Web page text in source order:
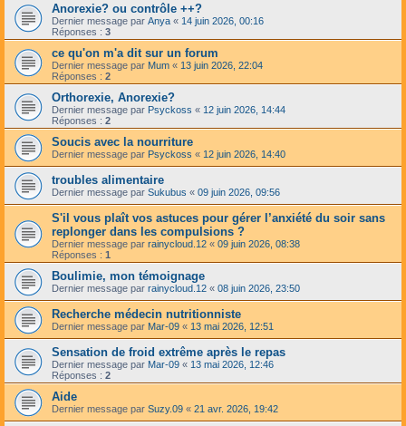
Anorexie? ou contrôle ++?
Dernier message par Anya « 14 juin 2026, 00:16
Réponses : 3
ce qu'on m'a dit sur un forum
Dernier message par Mum « 13 juin 2026, 22:04
Réponses : 2
Orthorexie, Anorexie?
Dernier message par Psyckoss « 12 juin 2026, 14:44
Réponses : 2
Soucis avec la nourriture
Dernier message par Psyckoss « 12 juin 2026, 14:40
troubles alimentaire
Dernier message par Sukubus « 09 juin 2026, 09:56
S'il vous plaît vos astuces pour gérer l’anxiété du soir sans
replonger dans les compulsions ?
Dernier message par rainycloud.12 « 09 juin 2026, 08:38
Réponses : 1
Boulimie, mon témoignage
Dernier message par rainycloud.12 « 08 juin 2026, 23:50
Recherche médecin nutritionniste
Dernier message par Mar-09 « 13 mai 2026, 12:51
Sensation de froid extrême après le repas
Dernier message par Mar-09 « 13 mai 2026, 12:46
Réponses : 2
Aide
Dernier message par Suzy.09 « 21 avr. 2026, 19:42